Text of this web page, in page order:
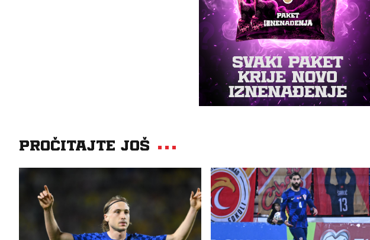
Pročitajte još